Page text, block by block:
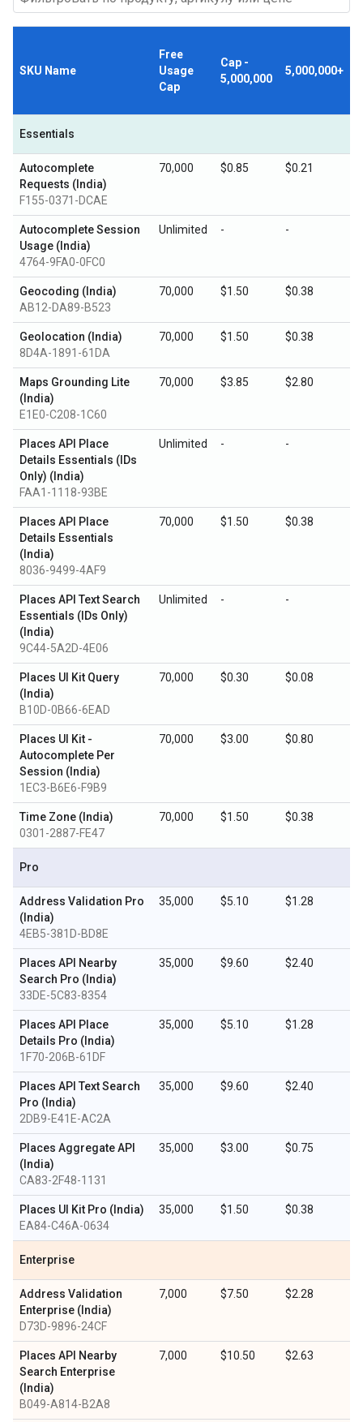
SKU Name
Free
Usage
Cap
Cap -
5,000,000
5,000,000+
Essentials
Autocomplete
Requests (India)
F155-0371-DCAE
70,000 $0.85 $0.21
Autocomplete Session
Usage (India)
4764-9FA0-0FC0
Unlimited - -
Geocoding (India)
AB12-DA89-B523
70,000 $1.50 $0.38
Geolocation (India)
8D4A-1891-61DA
70,000 $1.50 $0.38
Maps Grounding Lite
(India)
E1E0-C208-1C60
70,000 $3.85 $2.80
Places API Place
Details Essentials (IDs
Only) (India)
FAA1-1118-93BE
Unlimited - -
Places API Place
Details Essentials
(India)
8036-9499-4AF9
70,000 $1.50 $0.38
Places API Text Search
Essentials (IDs Only)
(India)
9C44-5A2D-4E06
Unlimited - -
Places UI Kit Query
(India)
B10D-0B66-6EAD
70,000 $0.30 $0.08
Places UI Kit -
Autocomplete Per
Session (India)
1EC3-B6E6-F9B9
70,000 $3.00 $0.80
Time Zone (India)
0301-2887-FE47
70,000 $1.50 $0.38
Pro
Address Validation Pro
(India)
4EB5-381D-BD8E
35,000 $5.10 $1.28
Places API Nearby
Search Pro (India)
33DE-5C83-8354
35,000 $9.60 $2.40
Places API Place
Details Pro (India)
1F70-206B-61DF
35,000 $5.10 $1.28
Places API Text Search
Pro (India)
2DB9-E41E-AC2A
35,000 $9.60 $2.40
Places Aggregate API
(India)
CA83-2F48-1131
35,000 $3.00 $0.75
Places UI Kit Pro (India)
EA84-C46A-0634
35,000 $1.50 $0.38
Enterprise
Address Validation
Enterprise (India)
D73D-9896-24CF
7,000 $7.50 $2.28
Places API Nearby
Search Enterprise
(India)
B049-A814-B2A8
7,000 $10.50 $2.63